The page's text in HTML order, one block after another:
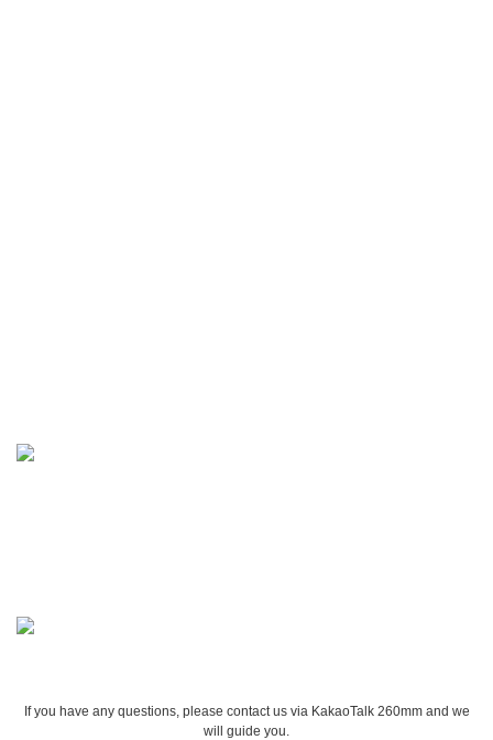
If you have any questions, please contact us via KakaoTalk 260mm and we
will guide you.